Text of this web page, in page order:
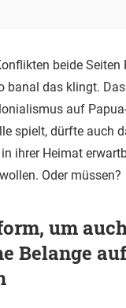
beide Seiten
banal das klingt.
auf
spielt, dürfte auch
ihrer Heimat
Oder müssen?
um
Belange